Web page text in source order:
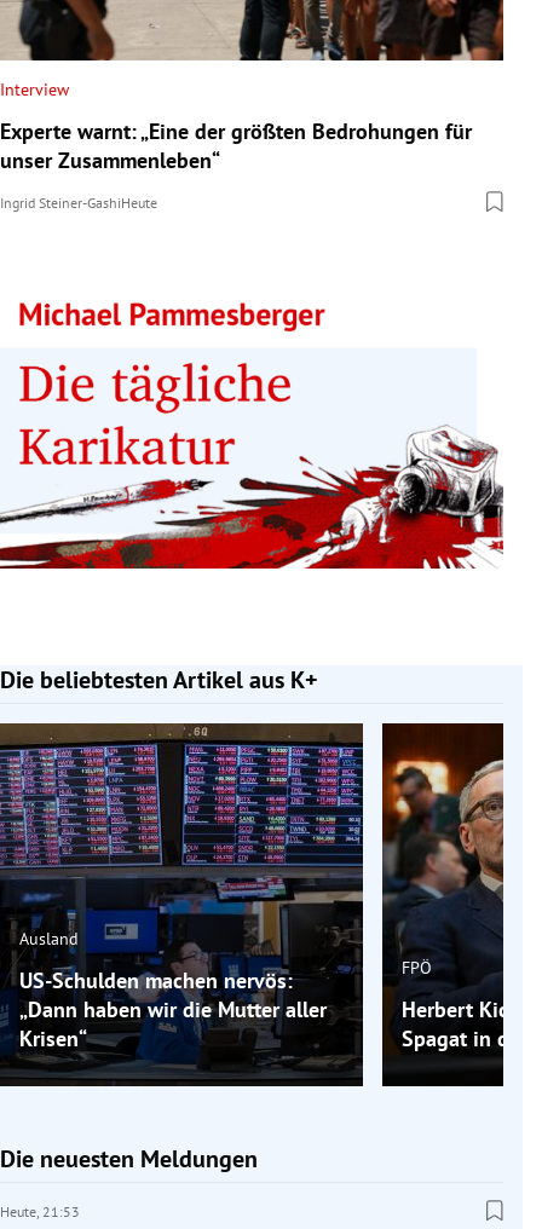
Interview
Experte warnt: „Eine der größten Bedrohungen für
unser Zusammenleben“
Ingrid Steiner-GashiHeute
Die beliebtesten Artikel aus K+
Slide 1 von 7
Ausland
US-Schulden machen nervös:
„Dann haben wir die Mutter aller
Krisen“
FPÖ
Herbert
Spagat in der
Die neuesten Meldungen
Heute, 21:53